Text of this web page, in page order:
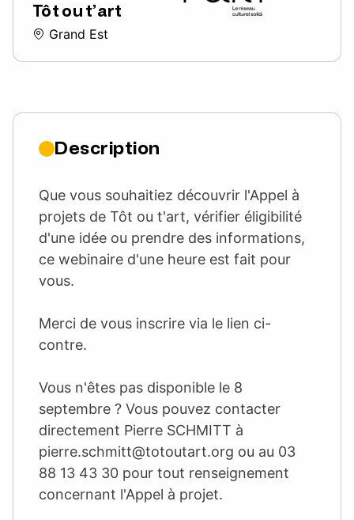
Tôt ou t’art
Grand Est
Description
Que vous souhaitiez découvrir l'Appel à
projets de Tôt ou t'art, vérifier éligibilité
d'une idée ou prendre des informations,
ce webinaire d'une heure est fait pour
vous.
Merci de vous inscrire via le lien ci-
contre.
Vous n'êtes pas disponible le 8
septembre ? Vous pouvez contacter
directement Pierre SCHMITT à
pierre.schmitt@totoutart.org ou au 03
88 13 43 30 pour tout renseignement
concernant l'Appel à projet.